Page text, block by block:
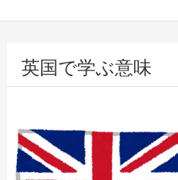
英国で学ぶ意味